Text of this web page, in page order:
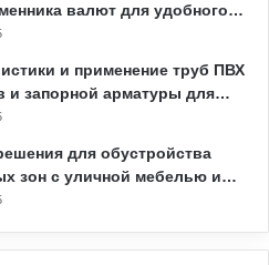
валют для удобного…
и применение труб ПВХ
и запорной арматуры для…
для обустройства
зон с уличной мебелью и…